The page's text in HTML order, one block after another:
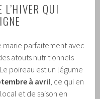
QUI
marie parfaitement avec
atouts nutritionnels
poireau est un légume
à avril , ce qui en
et de saison en